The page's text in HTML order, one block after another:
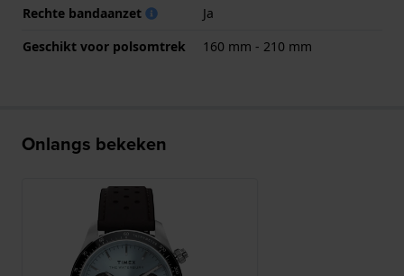
Rechte bandaanzet
Ja
Geschikt voor polsomtrek
160 mm - 210 mm
Onlangs bekeken